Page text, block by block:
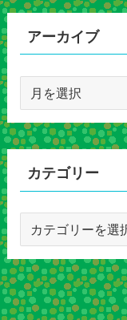
アーカイブ
カ
イ
カテゴリー
ゴ
リ
ー